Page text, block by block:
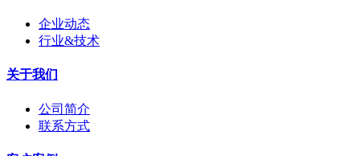
企业动态
行业&技术
关于我们
公司简介
联系方式